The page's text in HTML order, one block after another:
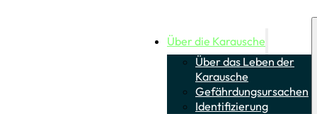
Über die Karausche
Über das Leben der
Karausche
Gefährdungsursachen
Identifizierung